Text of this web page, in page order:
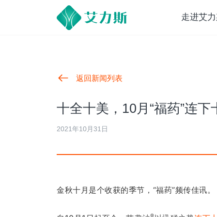
走进艾
返回新闻列表
十全十美，10月“福药”连下
2021年10月31日
金秋十月是个收获的季节，“福药”频传佳讯。